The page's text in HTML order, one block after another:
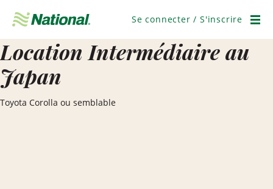
navigation
Se connecter / S'inscrire
Location Intermédiaire au
Japan
Toyota Corolla ou semblable